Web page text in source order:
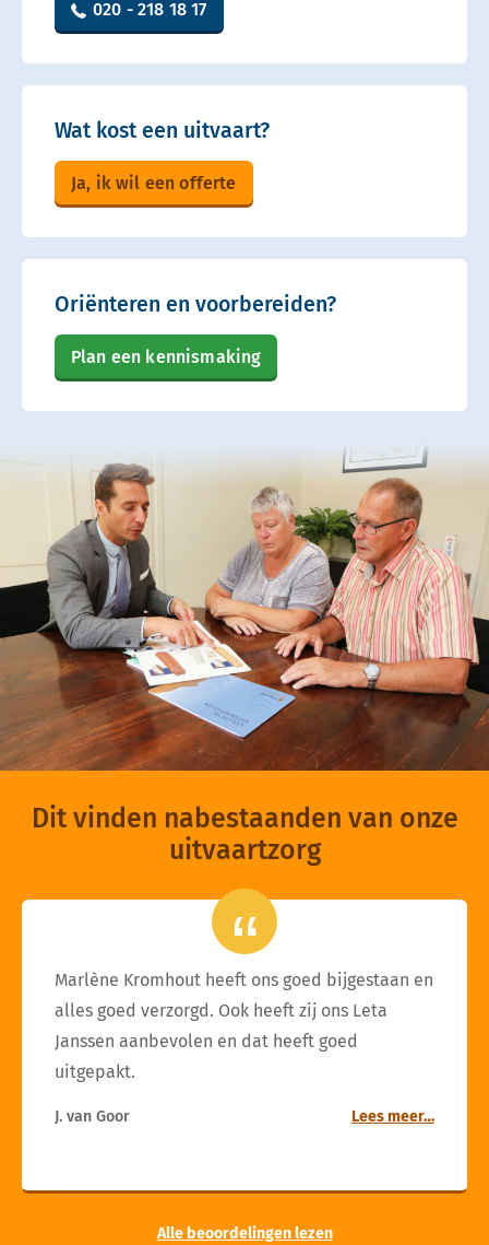
020 - 218 18 17
Wat kost een uitvaart?
Ja, ik wil een offerte
Oriënteren en voorbereiden?
Plan een kennismaking
Dit vinden nabestaanden van onze
uitvaartzorg
Marlène Kromhout heeft ons goed bijgestaan en
alles goed verzorgd. Ook heeft zij ons Leta
Janssen aanbevolen en dat heeft goed
uitgepakt.
J. van Goor Lees meer…
Alle beoordelingen lezen